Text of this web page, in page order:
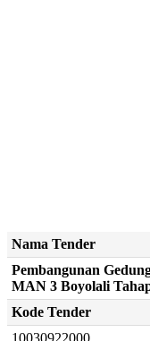
Nama Tender
Pembangunan
MAN 3 Boyolali
Kode Tender
10030922000